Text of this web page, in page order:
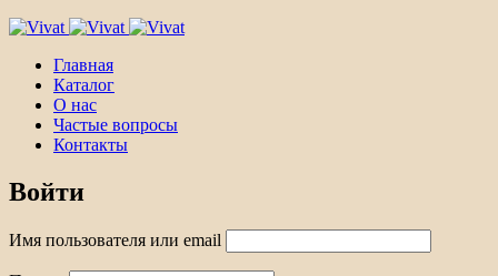
Главная
Каталог
О нас
Частые вопросы
Контакты
Войти
Имя пользователя или email